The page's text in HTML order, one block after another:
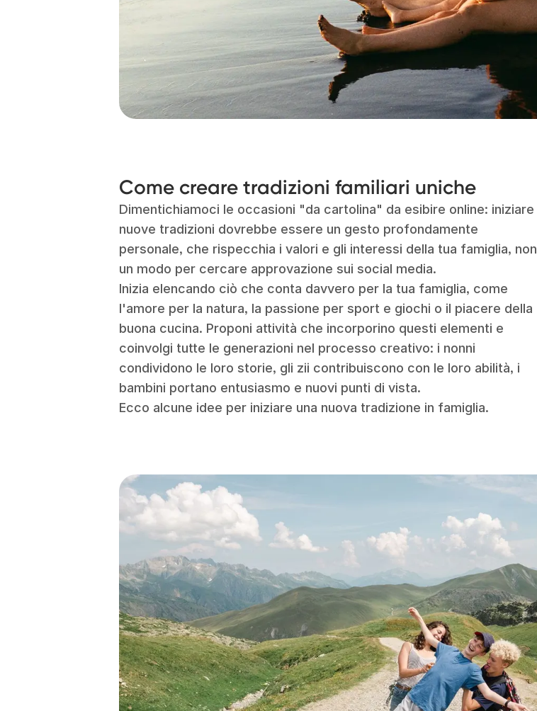
Come creare tradizioni familiari uniche
Dimentichiamoci le occasioni "da cartolina" da esibire online: iniziare
nuove tradizioni dovrebbe essere un gesto profondamente
personale, che rispecchia i valori e gli interessi della tua famiglia, non
un modo per cercare approvazione sui social media.
Inizia elencando ciò che conta davvero per la tua famiglia, come
l'amore per la natura, la passione per sport e giochi o il piacere della
buona cucina. Proponi attività che incorporino questi elementi e
coinvolgi tutte le generazioni nel processo creativo: i nonni
condividono le loro storie, gli zii contribuiscono con le loro abilità, i
bambini portano entusiasmo e nuovi punti di vista.
Ecco alcune idee per iniziare una nuova tradizione in famiglia.